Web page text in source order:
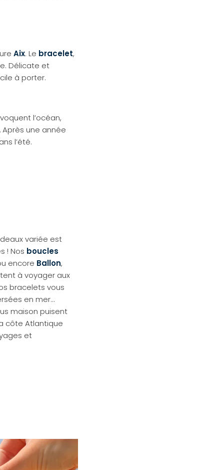
Aix. Le bracelet,
Délicate et
à porter.
l’océan,
une année
l’été.
variée est
! Nos boucles
encore Ballon,
à voyager aux
bracelets vous
en mer...
maison puisent
côte Atlantique
et